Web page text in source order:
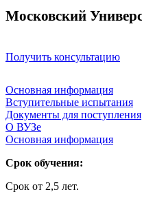
Московский
Получить консультацию
Основная информация
Вступительные испытания
Документы для поступления
О ВУЗе
Основная информация
Срок обучения:
Срок от 2,5 лет.